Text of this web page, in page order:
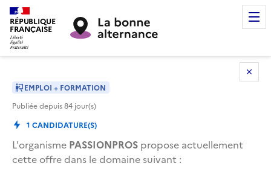
RÉPUBLIQUE
FRANÇAISE
EMPLOI + FORMATION
Publiée depuis84 jour(s)
1 CANDIDATURE(S)
L'organisme PASSIONPROS propose actuellement
cette offre dans le domaine suivant :